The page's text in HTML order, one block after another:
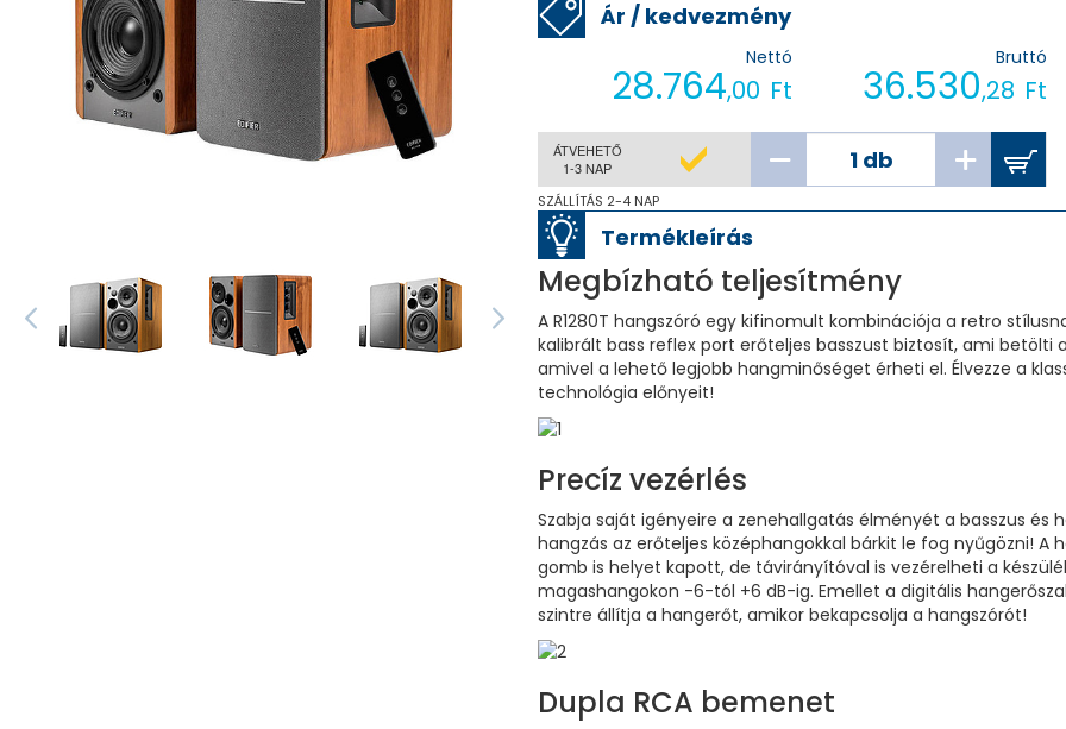
Ár / kedvezmény
Nettó
28.764,00 Ft
Bruttó
36.530,28 Ft
ÁTVEHETŐ
1-3 NAP
SZÁLLÍTÁS 2-4 NAP
Termékleírás
Megbízható teljesítmény
A R1280T hangszóró egy kifinomult kombinációja a retro
kalibrált bass reflex port erőteljes basszust biztosít, ami betölti
amivel a lehető legjobb hangminőséget érheti el. Élvezze a
technológia előnyeit!
Precíz vezérlés
Szabja saját igényeire a zenehallgatás élményét a basszus
hangzás az erőteljes középhangokkal bárkit le fog nyűgözni!
gomb is helyet kapott, de távirányítóval is vezérelheti a
magashangokon -6-tól +6 dB-ig. Emellet a digitális
szintre állítja a hangerőt, amikor bekapcsolja a hangszórót!
Dupla RCA bemenet